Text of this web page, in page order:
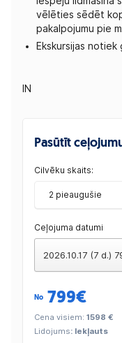
vēlēties sēdēt
pakalpojumu pie
Ekskursijas
IN
Pasūtīt
Cilvēku skaits:
2 pieaugušie
Ceļojuma datumi
2026.10.17 (7 d.)
No 799€
Cena visiem: 1598 €
Lidojums: Iekļauts